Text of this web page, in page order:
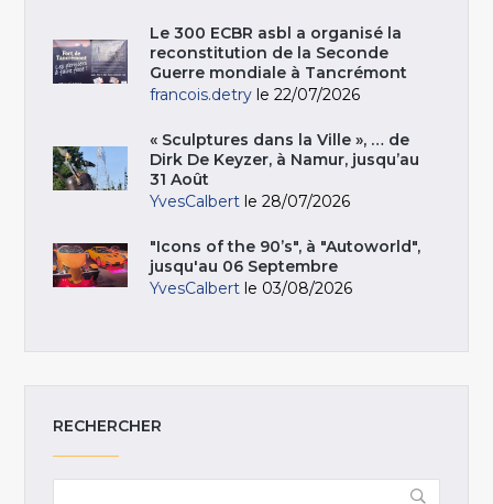
Le 300 ECBR asbl a organisé la
reconstitution de la Seconde
Guerre mondiale à Tancrémont
francois.detry le 22/07/2026
« Sculptures dans la Ville », … de
Dirk De Keyzer, à Namur, jusqu’au
31 Août
YvesCalbert le 28/07/2026
"Icons of the 90’s", à "Autoworld",
jusqu'au 06 Septembre
YvesCalbert le 03/08/2026
RECHERCHER